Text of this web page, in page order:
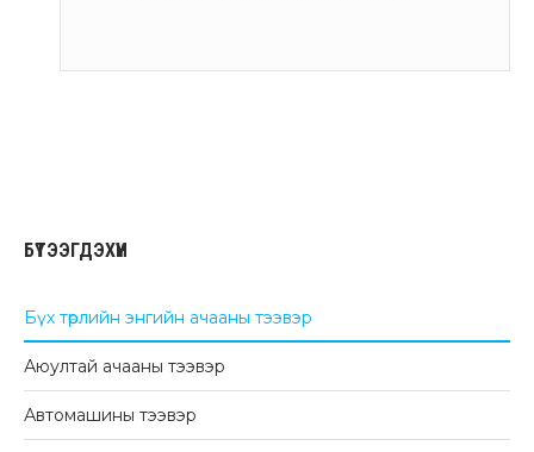
БҮТЭЭГДЭХҮҮН
Бүх төрлийн энгийн ачааны тээвэр
Аюултай ачааны тээвэр
Автомашины тээвэр